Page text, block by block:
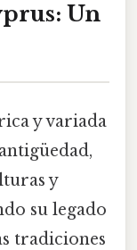
Un
y variada
y
su legado
tradiciones